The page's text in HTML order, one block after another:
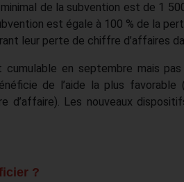
de la subvention est de 1
est égale à 100 % de la
leur perte de chiffre d’affaires
en septembre mais pas
de l’aide la plus
Les nouveaux
?